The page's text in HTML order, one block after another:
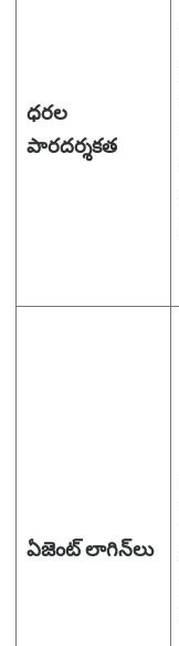
ధరల
పారదర్శకత
ఏజెంట్ లాగిన్‌లు